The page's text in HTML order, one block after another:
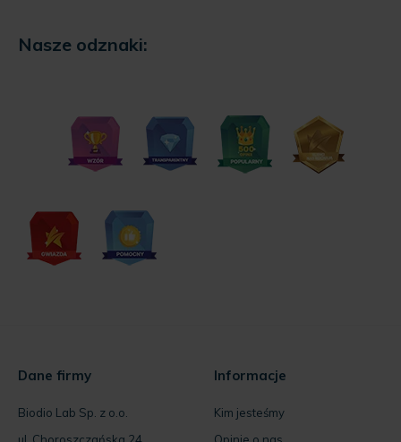
Dane firmy Informacje